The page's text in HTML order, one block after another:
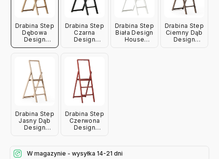
Drabina Step
Dębowa
Design
House
Drabina Step
Czarna
Design
Drabina Step
Biała Design
House
Drabina Step
Ciemny Dąb
Design
Drabina Step
Jasny Dąb
Design
Drabina Step
Czerwona
Design
W magazynie - wysyłka 14-21 dni